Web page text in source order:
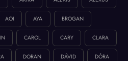
AOI AYA BROGAN
CAROL CARY CLARA
DORAN DÁVID DÓRA